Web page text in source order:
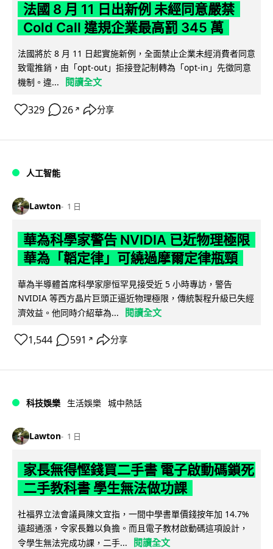
法國 8 月 11 日出新例 未經同意嚴禁
Cold Call 違規企業最高罰 345 萬
法國將於 8 月 11 日起實施新例，全面禁止企業未經消費者同意
致電推銷，由「opt-out」拒接登記制轉為「opt-in」先徵同意
機制。違...
閱讀全文
329 26 ↗ 分享
人工智能
Lawton 1 日
華為科學家警告 NVIDIA 已近物理極限
華為「韜定律」可繞過摩爾定律瓶頸
華為半導體首席科學家廖恒罕見接受近 5 小時專訪，警告
NVIDIA 等西方晶片巨頭正逼近物理極限，傳統製程升級已失經
濟效益。他同時介紹華為...
閱讀全文
1,544 591 ↗ 分享
科技娛樂 生活娛樂 城中熱話
Lawton 1 日
家長無得慳錢買二手書 電子啟動碼鎖死
二手教科書 學生無法做功課
社福界立法會議員陳文宜指，一間中學書單價錢按年加 14.7%
遠超通漲，令家長難以負擔。而且電子教材啟動碼這項設計，
令學生無法完成功課，二手...
閱讀全文